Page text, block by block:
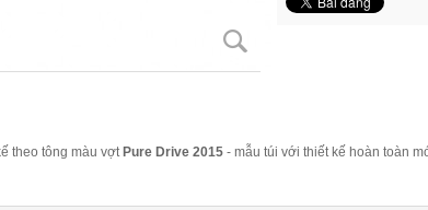
theo tông màu vợt Pure Drive 2015 - mẫu túi với thiết kế hoàn toàn